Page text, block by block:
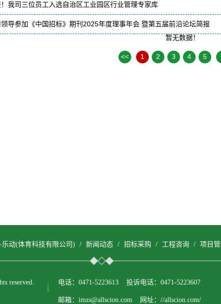
我司三位员工入选自治区工业园区行业管理专家库
领导参加《中国招标》期刊2025年度理事年会 暨第五届前沿论坛简报
暂无数据！
<< 1 2 3 4 5
乐动(体育科技有限公司) / 新闻动态 / 招标采购 / 工程咨询 / 项目
reserved. 电话：0471-5223613 投诉电话：0471-5223607
邮箱：imzs@allscion.com 网址：//allscion.com/